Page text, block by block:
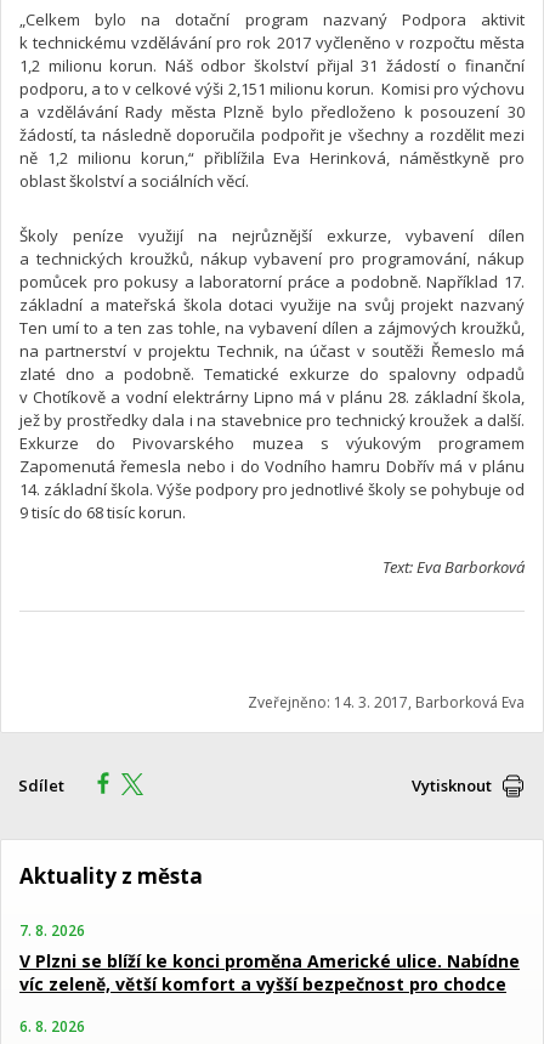
„Celkem bylo na dotační program nazvaný Podpora aktivit
k technickému vzdělávání pro rok 2017 vyčleněno v rozpočtu města
1,2 milionu korun. Náš odbor školství přijal 31 žádostí o finanční
podporu, a to v celkové výši 2,151 milionu korun. Komisi pro výchovu
a vzdělávání Rady města Plzně bylo předloženo k posouzení 30
žádostí, ta následně doporučila podpořit je všechny a rozdělit mezi
ně 1,2 milionu korun,“ přiblížila Eva Herinková, náměstkyně pro
oblast školství a sociálních věcí.
Školy peníze využijí na nejrůznější exkurze, vybavení dílen
a technických kroužků, nákup vybavení pro programování, nákup
pomůcek pro pokusy a laboratorní práce a podobně. Například 17.
základní a mateřská škola dotaci využije na svůj projekt nazvaný
Ten umí to a ten zas tohle, na vybavení dílen a zájmových kroužků,
na partnerství v projektu Technik, na účast v soutěži Řemeslo má
zlaté dno a podobně. Tematické exkurze do spalovny odpadů
v Chotíkově a vodní elektrárny Lipno má v plánu 28. základní škola,
jež by prostředky dala i na stavebnice pro technický kroužek a další.
Exkurze do Pivovarského muzea s výukovým programem
Zapomenutá řemesla nebo i do Vodního hamru Dobřív má v plánu
14. základní škola. Výše podpory pro jednotlivé školy se pohybuje od
9 tisíc do 68 tisíc korun.
Text: Eva Barborková
Zveřejněno: 14. 3. 2017, Barborková Eva
Sdílet Vytisknout
Aktuality z města
7. 8. 2026
V Plzni se blíží ke konci proměna Americké ulice. Nabídne
víc zeleně, větší komfort a vyšší bezpečnost pro chodce
6. 8. 2026